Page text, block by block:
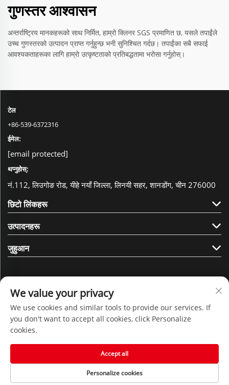
गुणस्तर आश्वासन
अन्तर्राष्ट्रिय मानकहरूको साथ निर्मित, हाम्रो क्लिनर SGS प्रमाणित छ, यसले तपाईंले
उच्च गुणस्तरको उत्पादन प्राप्त गर्नुहुन्छ भनी सुनिश्चित गर्दछ। तपाईंका सबै सफाई
आवश्यकताहरूका लागि हाम्रो उत्कृष्टताको प्रतिबद्धतामा भरोसा गर्नुहोस्।
टेल
+86-539-6372316
ईमेल:
[email protected]
थप्नुहोस्:
नं.112, लिउगोङ रोड, यीहे नयाँ जिल्ला, लिनयी सहर, शानडोंग, चीन 276000
छिटो लिंकहरू
उत्पादनहरू
जुहुआन
हामीलाई फलो गर्नुहोस्
कपीराइट © २०२५ शेंडोंग जुहुआन न्यू मटेरियल टेक्नोलोजी कं, लिमिटेडको हक
सुरक्षित छ। -गोपनीयता नीति
We value your privacy
We use cookies and similar tools to provide our services. If
you don't want to accept all cookies, click Personalize
cookies.
Personalize cookies
Accept all